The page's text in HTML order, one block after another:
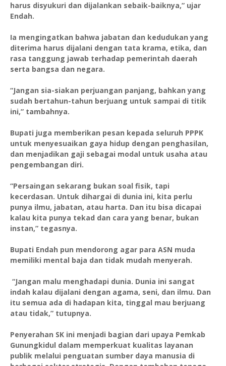
harus disyukuri dan dijalankan sebaik-baiknya,” ujar
Endah.
Ia mengingatkan bahwa jabatan dan kedudukan yang
diterima harus dijalani dengan tata krama, etika, dan
rasa tanggung jawab terhadap pemerintah daerah
serta bangsa dan negara.
“Jangan sia-siakan perjuangan panjang, bahkan yang
sudah bertahun-tahun berjuang untuk sampai di titik
ini,” tambahnya.
Bupati juga memberikan pesan kepada seluruh PPPK
untuk menyesuaikan gaya hidup dengan penghasilan,
dan menjadikan gaji sebagai modal untuk usaha atau
pengembangan diri.
“Persaingan sekarang bukan soal fisik, tapi
kecerdasan. Untuk dihargai di dunia ini, kita perlu
punya ilmu, jabatan, atau harta. Dan itu bisa dicapai
kalau kita punya tekad dan cara yang benar, bukan
instan,” tegasnya.
Bupati Endah pun mendorong agar para ASN muda
memiliki mental baja dan tidak mudah menyerah.
“Jangan malu menghadapi dunia. Dunia ini sangat
indah kalau dijalani dengan agama, seni, dan ilmu. Dan
itu semua ada di hadapan kita, tinggal mau berjuang
atau tidak,” tutupnya.
Penyerahan SK ini menjadi bagian dari upaya Pemkab
Gunungkidul dalam memperkuat kualitas layanan
publik melalui penguatan sumber daya manusia di